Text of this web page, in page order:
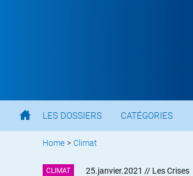
LES DOSSIERS CATÉGORIES
Home > Climat
CLIMAT 25.janvier.2021 // Les Crises